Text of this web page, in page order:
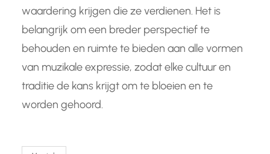
waardering krijgen die ze verdienen. Het is
belangrijk om een breder perspectief te
behouden en ruimte te bieden aan alle vormen
van muzikale expressie, zodat elke cultuur en
traditie de kans krijgt om te bloeien en te
worden gehoord.